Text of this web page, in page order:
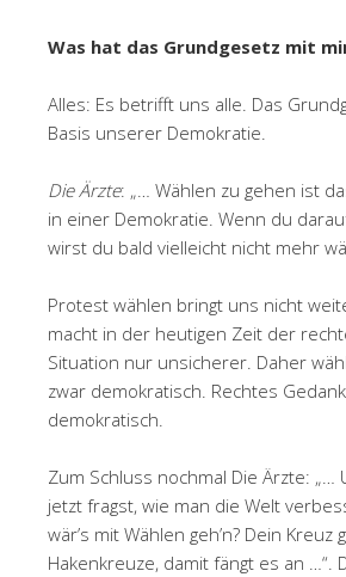
Was hat das Grundgesetz mit
Alles: Es betrifft uns alle. Das
Basis unserer Demokratie.
Die Ärzte: „… Wählen zu gehen ist
in einer Demokratie. Wenn du
wirst du bald vielleicht nicht mehr
Protest wählen bringt uns nicht
macht in der heutigen Zeit der
Situation nur unsicherer. Daher
zwar demokratisch. Rechtes
demokratisch.
Zum Schluss nochmal Die Ärzte: „…
jetzt fragst, wie man die Welt
wär’s mit Wählen geh’n? Dein Kreuz
Hakenkreuze, damit fängt es an …“.